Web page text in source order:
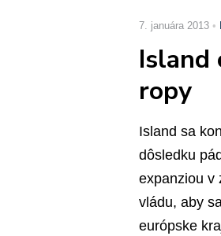
7. januára 2013
Island
ropy
Island sa
dôsledku
expanziou v
vládu, aby
európske